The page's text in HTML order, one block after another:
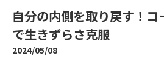
自分の内側を取り戻す！
で生きずらさ克服
2024/05/08